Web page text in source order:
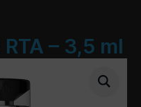
– 3,5 ml